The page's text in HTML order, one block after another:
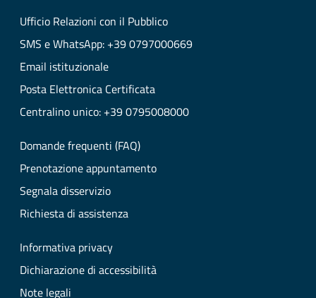
Ufficio Relazioni con il Pubblico
SMS e WhatsApp: +39 0797000669
Email istituzionale
Posta Elettronica Certificata
Centralino unico: +39 0795008000
Domande frequenti (FAQ)
Prenotazione appuntamento
Segnala disservizio
Richiesta di assistenza
Informativa privacy
Dichiarazione di accessibilità
Note legali